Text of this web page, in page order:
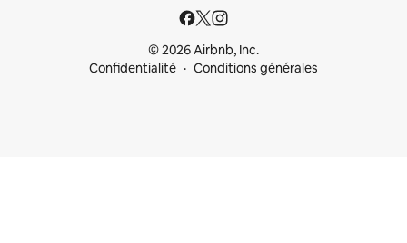
© 2026 Airbnb, Inc.
Confidentialité
Conditions générales